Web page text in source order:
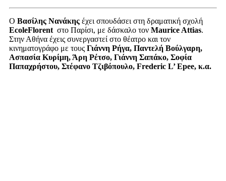
Ο Βασίλης Νανάκης έχει σπουδάσει στη δραματική σχολή
EcoleFlorent στο Παρίσι, με δάσκαλο τον Maurice Attias.
Στην Αθήνα έχεις συνεργαστεί στο θέατρο και τον
κινηματογράφο με τους Γιάννη Ρήγα, Παντελή Βούλγαρη,
Ασπασία Κυρίμη, Άρη Ρέτσο, Γιάννη Σαπάκο, Σοφία
Παπαχρήστου, Στέφανο Τζιβόπουλο, Frederic L’ Epee, κ.α.